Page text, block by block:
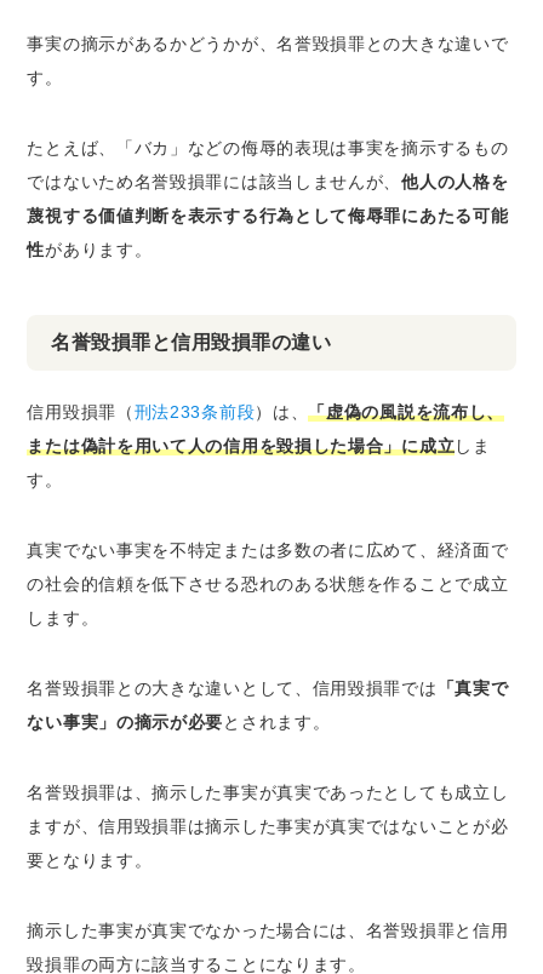
事実の摘示があるかどうかが、名誉毀損罪との大きな違いで
す。
たとえば、「バカ」などの侮辱的表現は事実を摘示するもの
ではないため名誉毀損罪には該当しませんが、他人の人格を
蔑視する価値判断を表示する行為として侮辱罪にあたる可能
性があります。
名誉毀損罪と信用毀損罪の違い
信用毀損罪（刑法233条前段）は、「虚偽の風説を流布し、
または偽計を用いて人の信用を毀損した場合」に成立しま
す。
真実でない事実を不特定または多数の者に広めて、経済面で
の社会的信頼を低下させる恐れのある状態を作ることで成立
します。
名誉毀損罪との大きな違いとして、信用毀損罪では 「真実で
ない事実」の摘示が必要とされます。
名誉毀損罪は、摘示した事実が真実であったとしても成立し
ますが、信用毀損罪は摘示した事実が真実ではないことが必
要となります。
摘示した事実が真実でなかった場合には、名誉毀損罪と信用
毀損罪の両方に該当することになります。